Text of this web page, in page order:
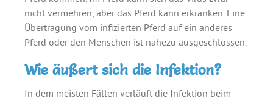
nicht vermehren, aber das Pferd kann erkranken. Eine
Übertragung vom infizierten Pferd auf ein anderes
Pferd oder den Menschen ist nahezu ausgeschlossen.
Wie äußert sich die Infektion?
In dem meisten Fällen verläuft die Infektion beim